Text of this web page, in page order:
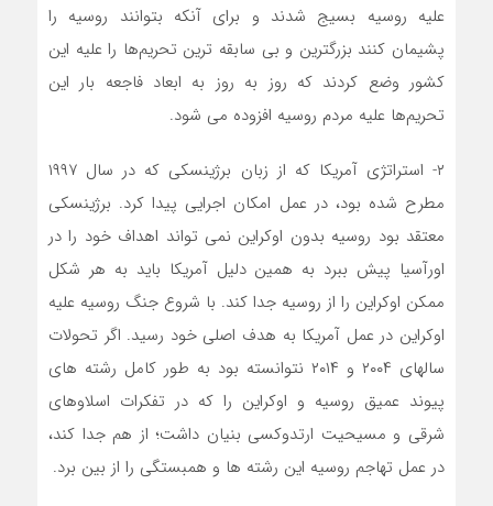
علیه روسیه بسیج شدند و برای آنکه بتوانند روسیه را
پشیمان کنند بزرگترین و بی سابقه ترین تحریم‌ها را علیه این
کشور وضع کردند که روز به روز به ابعاد فاجعه بار این
تحریم‌ها علیه مردم روسیه افزوده می شود.
۲- استراتژی آمریکا که از زبان برژینسکی که در سال ۱۹۹۷
مطرح شده بود، در عمل امکان اجرایی پیدا کرد. برژینسکی
معتقد بود روسیه بدون اوکراین نمی تواند اهداف خود را در
اورآسیا پیش ببرد به همین دلیل آمریکا باید به هر شکل
ممکن اوکراین را از روسیه جدا کند. با شروع جنگ روسیه علیه
اوکراین در عمل آمریکا به هدف اصلی خود رسید. اگر تحولات
سالهای ۲۰۰۴ و ۲۰۱۴ نتوانسته بود به طور کامل رشته های
پیوند عمیق روسیه و اوکراین را که در تفکرات اسلاوهای
شرقی و مسیحیت ارتدوکسی بنیان داشت؛ از هم جدا کند،
در عمل تهاجم روسیه این رشته ها و همبستگی را از بین برد.